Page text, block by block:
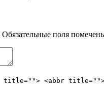
Обязательные поля
<abbr title="">